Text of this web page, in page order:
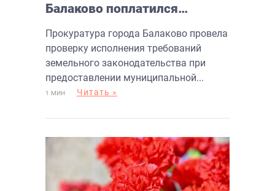
Балаково поплатился
вопросе земли
Прокуратура города Балаково провела
проверку исполнения требований
земельного законодательства при
предоставлении муниципальной...
1 МИН Читать »